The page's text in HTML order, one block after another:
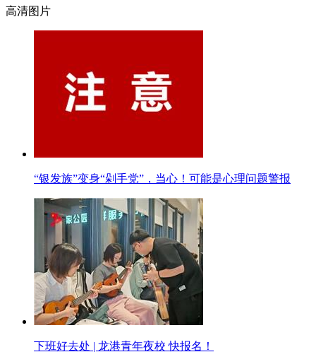
高清图片
“银发族”变身“剁手党”，当心！可能是心理问题警报
下班好去处 | 龙港青年夜校 快报名！